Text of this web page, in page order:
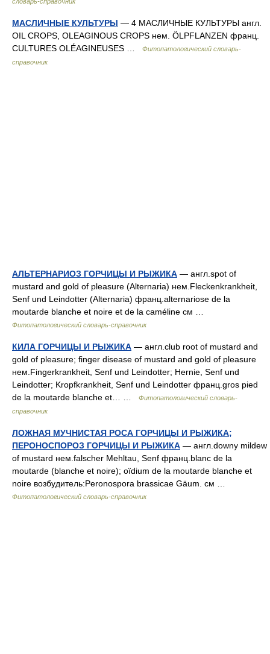
МАСЛИЧНЫЕ КУЛЬТУРЫ — 4 МАСЛИЧНЫЕ КУЛЬТУРЫ англ.
OIL CROPS, OLEAGINOUS CROPS нем. ÖLPFLANZEN франц.
CULTURES OLÉAGINEUSES …
Фитопатологический словарь-
справочник
АЛЬТЕРНАРИОЗ ГОРЧИЦЫ И РЫЖИКА — англ.spot of
mustard and gold of pleasure (Alternaria) нем.Fleckenkrankheit,
Senf und Leindotter (Alternaria) франц.alternariose de la
moutarde blanche et noire et de la caméline см …
Фитопатологический словарь-справочник
КИЛА ГОРЧИЦЫ И РЫЖИКА — англ.club root of mustard and
gold of pleasure; finger disease of mustard and gold of pleasure
нем.Fingerkrankheit, Senf und Leindotter; Hernie, Senf und
Leindotter; Kropfkrankheit, Senf und Leindotter франц.gros pied
de la moutarde blanche et… …
Фитопатологический словарь-
справочник
ЛОЖНАЯ МУЧНИСТАЯ РОСА ГОРЧИЦЫ И РЫЖИКА;
ПЕРОНОСПОРОЗ ГОРЧИЦЫ И РЫЖИКА — англ.downy mildew
of mustard нем.falscher Mehltau, Senf франц.blanc de la
moutarde (blanche et noire); oïdium de la moutarde blanche et
noire возбудитель:Peronospora brassicae Gäum. см …
Фитопатологический словарь-справочник